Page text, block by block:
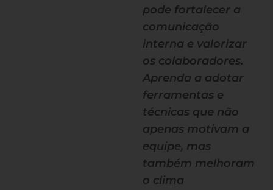
pode fortalecer a
comunicação
interna e valorizar
os colaboradores.
Aprenda a adotar
ferramentas e
técnicas que não
apenas motivam a
equipe, mas
também melhoram
o clima